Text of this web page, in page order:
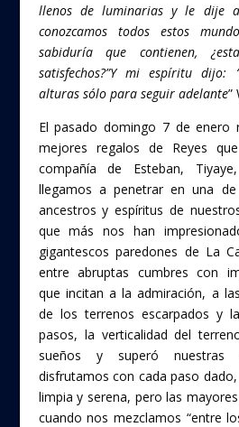
llenos de luminarias y le dije a
conozcamos todos estos
sabiduría que contienen,
satisfechos?”Y mi espíritu dijo:
alturas sólo para seguir adelante”
El pasado domingo 7 de enero
mejores regalos de Reyes
compañía de Esteban,
llegamos a penetrar en una
ancestros y espíritus de
que más nos han
gigantescos paredones de La
entre abruptas cumbres con
que incitan a la admiración, a
de los terrenos escarpados y
pasos, la verticalidad del
sueños y superó nuestras
disfrutamos con cada paso
limpia y serena, pero las
cuando nos mezclamos “entre